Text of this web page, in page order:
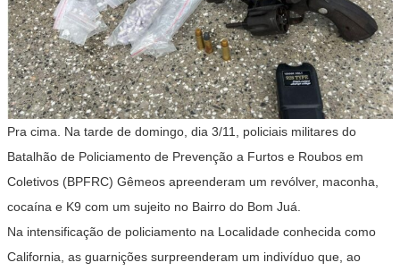
Pra cima. Na tarde de domingo, dia 3/11, policiais militares do
Batalhão de Policiamento de Prevenção a Furtos e Roubos em
Coletivos (BPFRC) Gêmeos apreenderam um revólver, maconha,
cocaína e K9 com um sujeito no Bairro do Bom Juá.
Na intensificação de policiamento na Localidade conhecida como
California, as guarnições surpreenderam um indivíduo que, ao